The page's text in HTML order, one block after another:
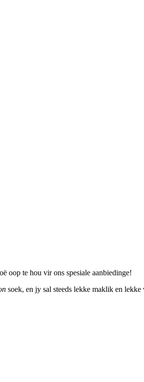
oop te hou vir ons spesiale aanbiedinge!
soek, en jy sal steeds lekke maklik en